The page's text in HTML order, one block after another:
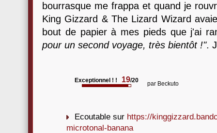
bourrasque me frappa et quand je
King Gizzard & The Lizard Wizard
bout de papier à mes pieds que j'ai
pour un second voyage, très bientôt !".
Exceptionnel ! ! 19/20 par Beckuto
Ecoutable sur https://
microtonal-banana